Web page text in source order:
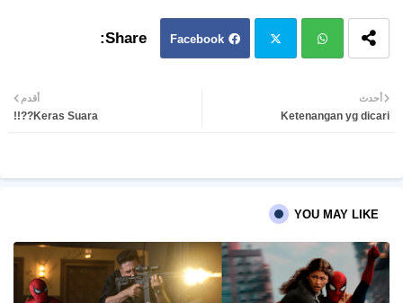
Facebook
ter atsa
أحدث
Ketenangan yg dicari
أقدم
Keras Suara??!!
YOU MAY LIKE